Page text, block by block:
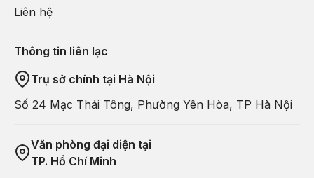
Liên hệ
Thông tin liên lạc
Trụ sở chính tại Hà Nội
Số 24 Mạc Thái Tông, Phường Yên Hòa, TP Hà Nội
Văn phòng đại diện tại
TP. Hồ Chí Minh